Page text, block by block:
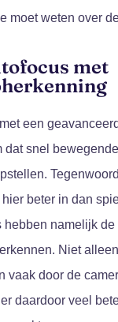
moet weten over
met
een geavanceerd
dat snel
beter in dan
hebben namelijk
Niet
vaak door de
daardoor veel